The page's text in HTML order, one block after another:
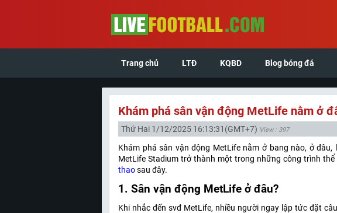
Trang chủ LTĐ KQBD Blog bóng đá
Khám phá sân vận động MetLife nằm ở
Thứ Hai 1/12/2025 16:13:31 (GMT+7) View : 397
Khám phá sân vận động MetLife nằm ở bang nào, ở
MetLife Stadium trở thành một trong những công trình
thaosau đây.
1. Sân vận động MetLife ở đâu?
Khi nhắc đến svđ MetLife, nhiều người ngay lập tức đặt